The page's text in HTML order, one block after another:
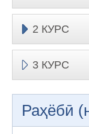
2 КУРС
3 КУРС
Раҳёбӣ